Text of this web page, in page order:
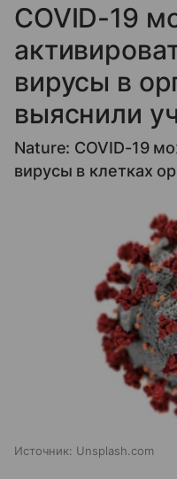
COVID-19
вирусы в
выяснили
Nature: COVID-19
вирусы в клетках
Источник: Unsplash.com